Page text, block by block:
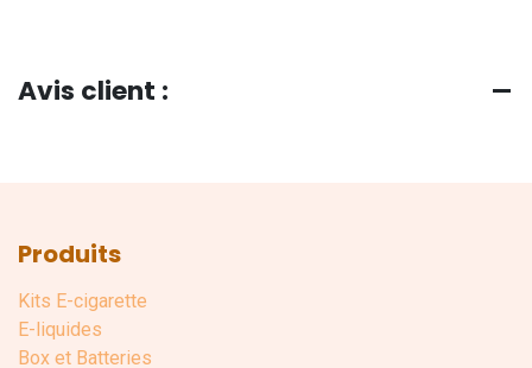
Avis client :
Produits
Kits E-cigarette
E-liquides
Box et Batteries